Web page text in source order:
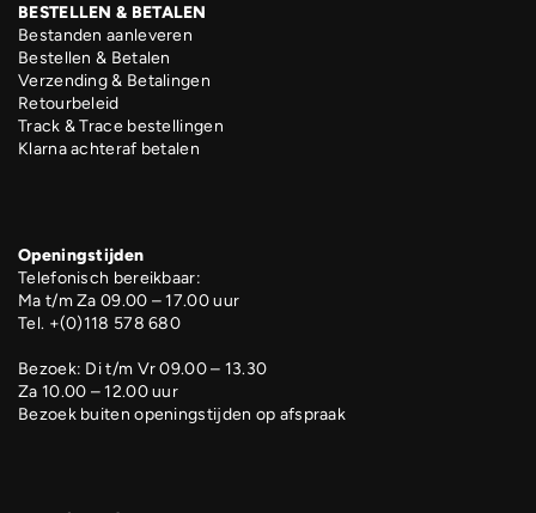
BESTELLEN & BETALEN
Bestanden aanleveren
Bestellen & Betalen
Verzending & Betalingen
Retourbeleid
Track & Trace bestellingen
Klarna achteraf betalen
Openingstijden
Telefonisch bereikbaar:
Ma t/m Za 09.00 – 17.00 uur
Tel. +(0)118 578 680
Bezoek: Di t/m Vr 09.00 – 13.30
Za 10.00 – 12.00 uur
Bezoek buiten openingstijden op afspraak